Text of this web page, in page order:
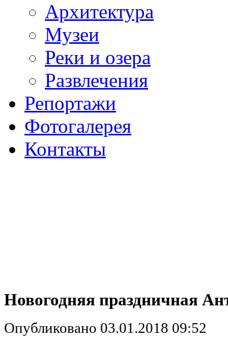
Архитектура
Музеи
Реки и озера
Развлечения
Репортажи
Фотогалерея
Контакты
Новогодняя праздничная
Опубликовано 03.01.2018 09:52